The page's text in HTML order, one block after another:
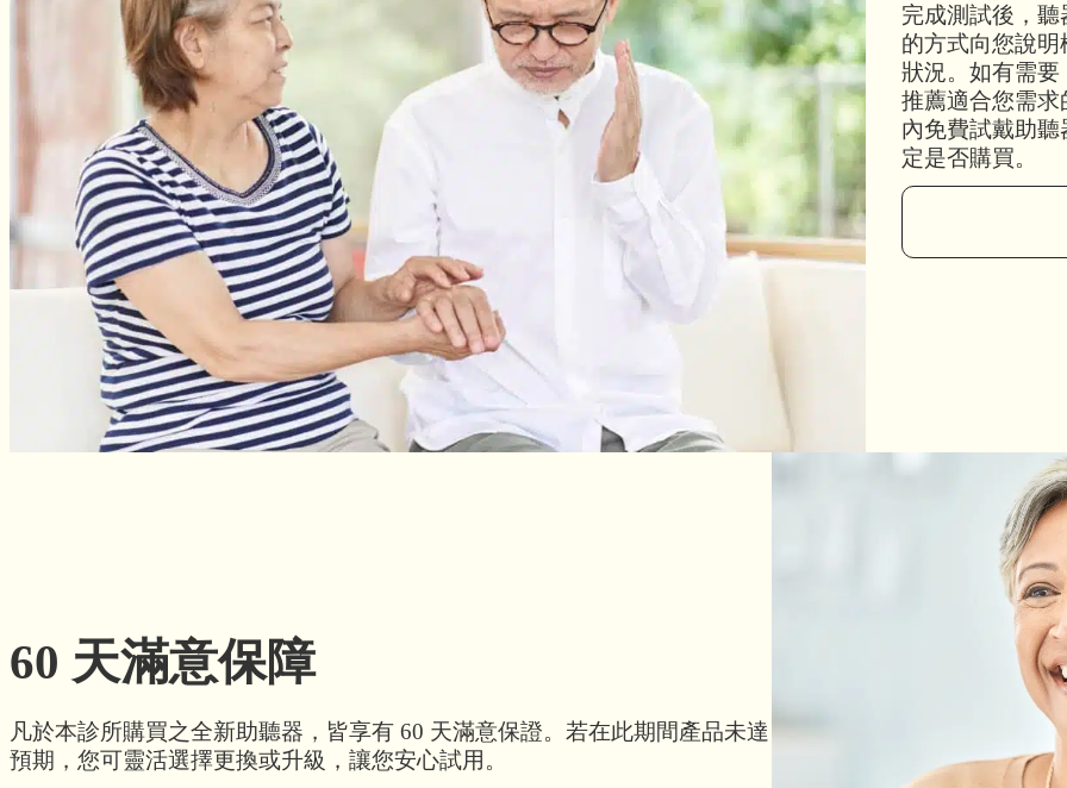
完成測試後，
的方式向您說
狀況。如有需
推薦適合您需
內免費試戴助
定是否購買。
60 天滿意保障
凡於本診所購買之全新助聽器，皆享有 60 天滿意保證。若在此期間產品未達
預期，您可靈活選擇更換或升級，讓您安心試用。